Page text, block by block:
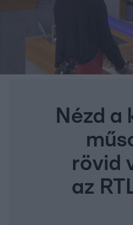
Nézd a
rövid
az